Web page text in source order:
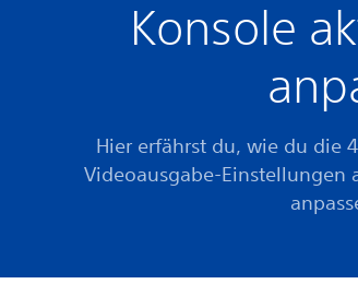
Konsole
Hier erfährst du, wie du die
Videoausgabe-Einstellungen